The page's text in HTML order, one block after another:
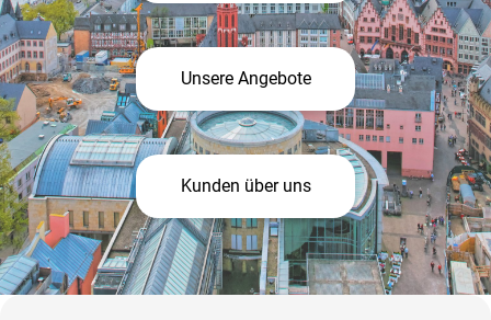
Unsere Angebote
Kunden über uns